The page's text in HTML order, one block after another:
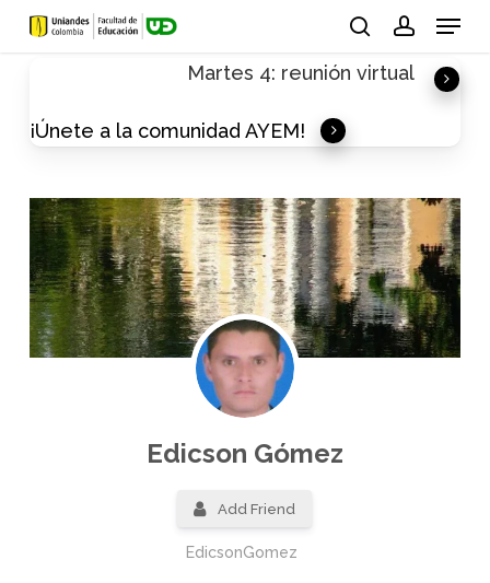
Skip
Menu
Martes 4: reunión virtual
¡Únete a la comunidad AYEM!
Edicson Gómez
Add Friend
EdicsonGomez